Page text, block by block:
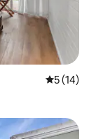
平均评分
5 (14)